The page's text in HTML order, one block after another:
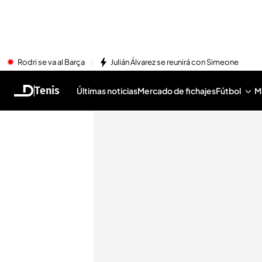
Rodri se va al Barça Julián Álvarez se reunirá con Simeone
Tenis Últimas noticiasMercado de fichajesFútbol